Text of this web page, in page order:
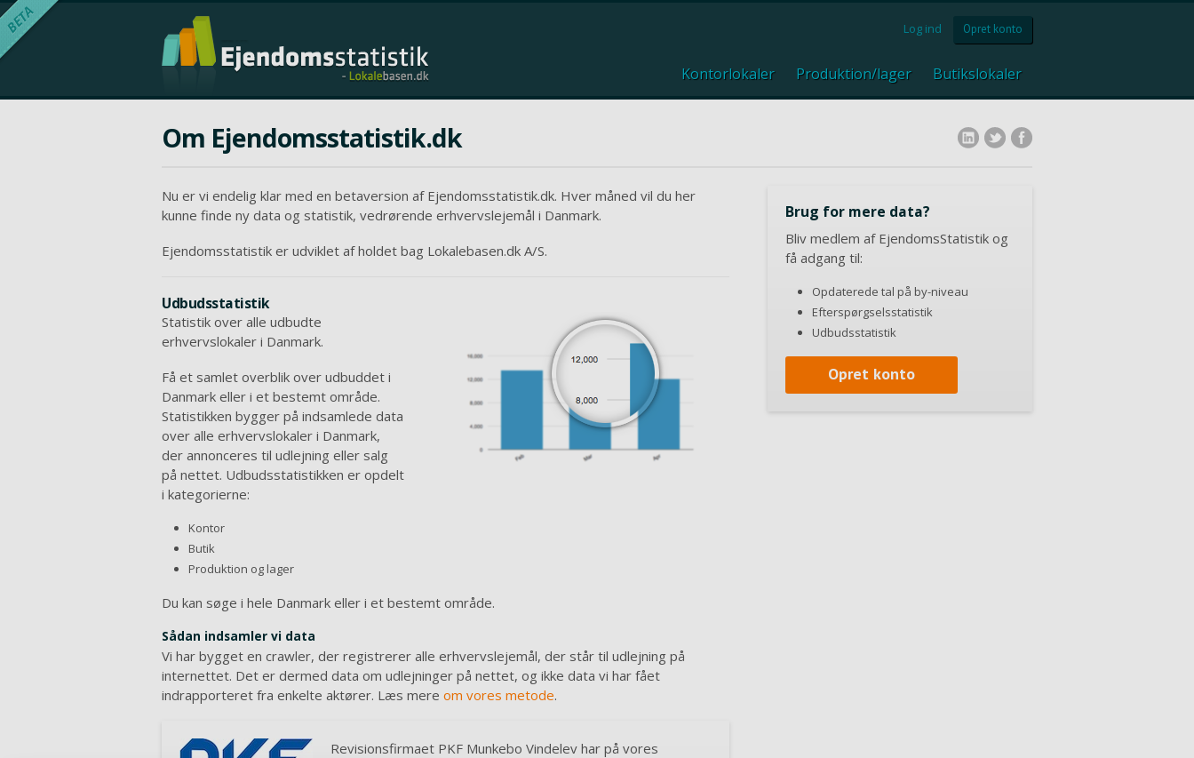
Log ind Opret konto
Kontorlokaler Produktion/lager Butikslokaler
Om Ejendomsstatistik.dk
Nu er vi endelig klar med en betaversion af Ejendomsstatistik.dk. Hver måned vil du her
kunne finde ny data og statistik, vedrørende erhvervslejemål i Danmark.
Ejendomsstatistik er udviklet af holdet bag Lokalebasen.dk A/S.
Udbudsstatistik
Statistik over alle udbudte
erhvervslokaler i Danmark.
Få et samlet overblik over udbuddet i
Danmark eller i et bestemt område.
Statistikken bygger på indsamlede data
over alle erhvervslokaler i Danmark,
der annonceres til udlejning eller salg
på nettet. Udbudsstatistikken er opdelt
i kategorierne:
Kontor
Butik
Produktion og lager
Du kan søge i hele Danmark eller i et bestemt område.
Sådan indsamler vi data
Vi har bygget en crawler, der registrerer alle erhvervslejemål, der står til udlejning på
internettet. Det er dermed data om udlejninger på nettet, og ikke data vi har fået
indrapporteret fra enkelte aktører. Læs mere om vores metode.
Revisionsfirmaet PKF Munkebo Vindelev har på vores
Brug for mere data?
Bliv medlem af EjendomsStatistik og
få adgang til:
Opdaterede tal på by-niveau
Efterspørgselsstatistik
Udbudsstatistik
Opret konto